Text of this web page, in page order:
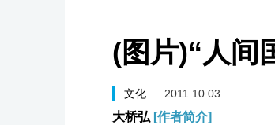
(图片)“人间
文化 2011.10.03
大桥弘 [作者简介]